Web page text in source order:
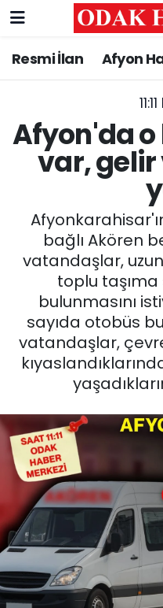
Resmi İlan Afyon
Afyon'da
var,
bağlı Akören
vatandaşlar,
toplu
bulunmasını
sayıda otobüs
vatandaşlar,
ASAYİŞ
GÜNCEL
SİYASET
EĞİTİM
MAGAZİN
SAĞLIK
SPOR
11:11 MANŞET
Nöbetçi
Hava Durumu
Trafik Durumu
Süper Lig Puan
Tüm Manşetler
Son Dakika
Haber Arşivi